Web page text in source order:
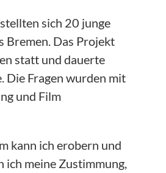
sich 20 junge
Bremen. Das Projekt
statt und dauerte
Die Fragen wurden mit
und Film
kann ich erobern und
ich meine Zustimmung,